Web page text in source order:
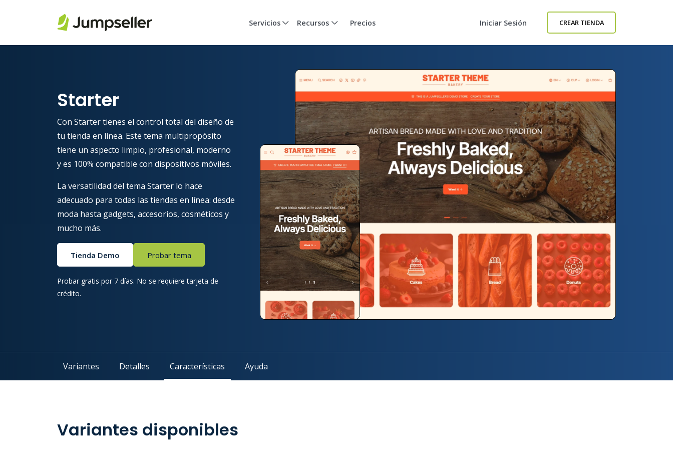
Servicios Recursos Precios Iniciar Sesión CREAR TIENDA
Starter
Con Starter tienes el control total del diseño de
tu tienda en línea. Este tema multipropósito
tiene un aspecto limpio, profesional, moderno
y es 100% compatible con dispositivos móviles.
La versatilidad del tema Starter lo hace
adecuado para todas las tiendas en línea: desde
moda hasta gadgets, accesorios, cosméticos y
mucho más.
Tienda Demo Probar tema
Probar gratis por 7 días. No se requiere tarjeta de
crédito.
Variantes Detalles Características Ayuda
Variantes disponibles